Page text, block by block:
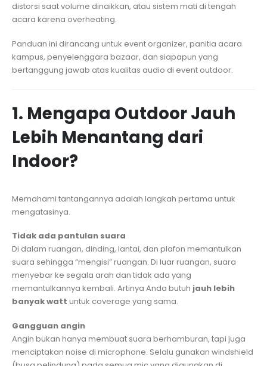
distorsi saat volume dinaikkan, atau sistem mati di tengah
acara karena overheating.
Panduan ini dirancang untuk event organizer, panitia acara
kampus, penyelenggara bazaar, dan siapapun yang
bertanggung jawab atas kualitas audio di event outdoor.
1. Mengapa Outdoor Jauh
Lebih Menantang dari
Indoor?
Memahami tantangannya adalah langkah pertama untuk
mengatasinya.
Tidak ada pantulan suara
Di dalam ruangan, dinding, lantai, dan plafon memantulkan
suara sehingga “mengisi” ruangan. Di luar ruangan, suara
menyebar ke segala arah dan tidak ada yang
memantulkannya kembali. Artinya Anda butuh jauh lebih
banyak watt untuk coverage yang sama.
Gangguan angin
Angin bukan hanya membuat suara berhamburan, tapi juga
menciptakan noise di microphone. Selalu gunakan windshield